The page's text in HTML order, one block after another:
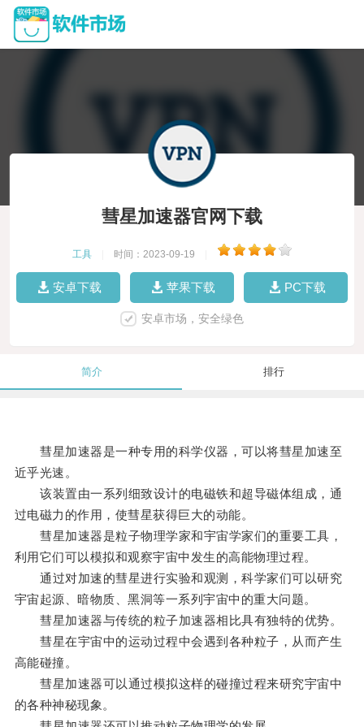
彗星加速器官网下载
工具 时间：2023-09-19
安卓下载 苹果下载 PC下载
安卓市场，安全绿色
简介 排行
彗星加速器是一种专用的科学仪器，可以将彗星加速至
近乎光速。
该装置由一系列细致设计的电磁铁和超导磁体组成，通
过电磁力的作用，使彗星获得巨大的动能。
彗星加速器是粒子物理学家和宇宙学家们的重要工具，
利用它们可以模拟和观察宇宙中发生的高能物理过程。
通过对加速的彗星进行实验和观测，科学家们可以研究
宇宙起源、暗物质、黑洞等一系列宇宙中的重大问题。
彗星加速器与传统的粒子加速器相比具有独特的优势。
彗星在宇宙中的运动过程中会遇到各种粒子，从而产生
高能碰撞。
彗星加速器可以通过模拟这样的碰撞过程来研究宇宙中
的各种神秘现象。